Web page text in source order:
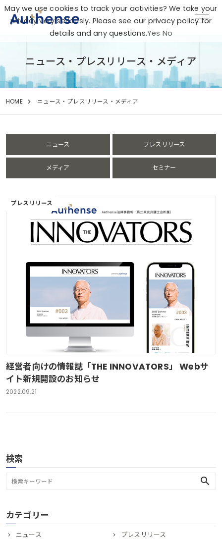
ニュース・プレスリリース・メディア
HOME ニュース・プレスリリース・メディア
ニュース プレスリリース
メディア セミナー
プレスリリース
経営者向けの情報誌「THE INNOVATORS」 Webサ
イト新規開設のお知らせ
2022.09.21
検索
search
カテゴリー
ニュース
プレスリリース
May we use cookies to track your activities? We take your
privacy very seriously. Please see our privacy policy for
details and any questions.Yes No